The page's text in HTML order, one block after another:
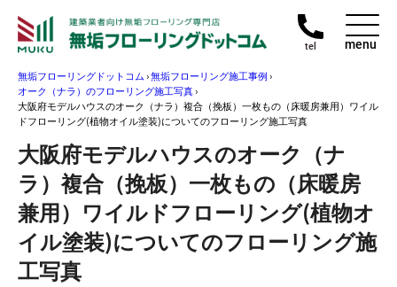
tel menu
無垢フローリングドットコム›無垢フローリング施工事例›
オーク（ナラ）のフローリング施工写真›
大阪府モデルハウスのオーク（ナラ）複合（挽板）一枚もの（床暖房兼用）ワイル
ドフローリング(植物オイル塗装)についてのフローリング施工写真
大阪府モデルハウスのオーク（ナ
ラ）複合（挽板）一枚もの（床暖房
兼用）ワイルドフローリング(植物オ
イル塗装)についてのフローリング施
工写真